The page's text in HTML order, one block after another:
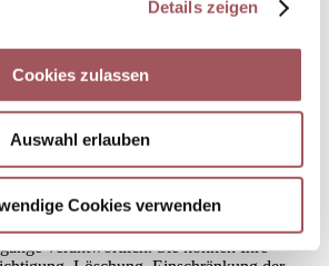
Details zeigen
Cookies zulassen
Auswahl erlauben
Cookies verwenden
Sinne von Art. 6 Abs. 1 lit. f DSGVO. Die
anzugeben sind (z. B. Einwilligung im
lit. a DSGVO).
Geltendmachung von Rechten
Social-Media-Auftritte (z. B. Facebook)
mit dem Betreiber der Social-Media-
Besuch ausgelösten
verantwortlich. Sie können Ihre